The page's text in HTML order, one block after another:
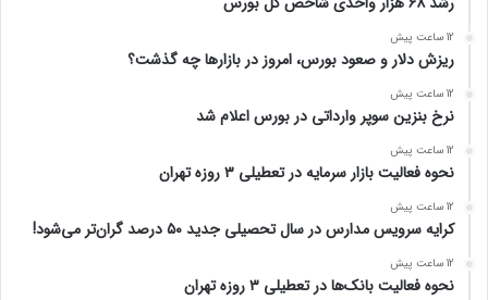
12 ساعت پیش
ریزش دلار و صعود بورس، امروز در بازارها چه گذشت؟
12 ساعت پیش
نرخ بنزین سوپر وارداتی در بورس اعلام شد
12 ساعت پیش
نحوه فعالیت بازار سرمایه در تعطیلی ۳ روزه تهران
12 ساعت پیش
کرایه سرویس مدارس در سال تحصیلی جدید ۵۰ درصد گران‌تر می‌شود!
12 ساعت پیش
نحوه فعالیت بانک‌ها در تعطیلی ۳ روزه تهران